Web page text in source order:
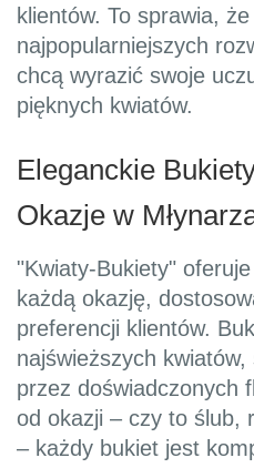
klientów. To sprawia,
najpopularniejszych
chcą wyrazić swoje
pięknych kwiatów.
Eleganckie
Okazje w
"Kwiaty-Bukiety"
każdą okazję,
preferencji klientów.
najświeższych
przez doświadczonych
od okazji – czy to ślub,
– każdy bukiet jest